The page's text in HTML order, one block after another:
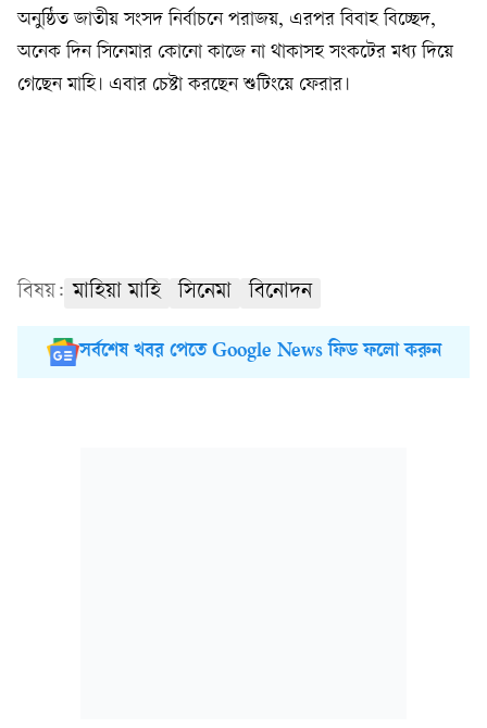
অনুষ্ঠিত জাতীয় সংসদ নির্বাচনে পরাজয়, এরপর বিবাহ বিচ্ছেদ,
অনেক দিন সিনেমার কোনো কাজে না থাকাসহ সংকটের মধ্য দিয়ে
গেছেন মাহি। এবার চেষ্টা করছেন শুটিংয়ে ফেরার।
বিষয়: মাহিয়া মাহি সিনেমা বিনোদন
সর্বশেষ খবর পেতে Google News ফিড ফলো করুন